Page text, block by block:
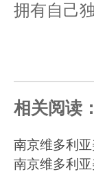
拥有自己
相关阅读：
南京维多利
南京维多利